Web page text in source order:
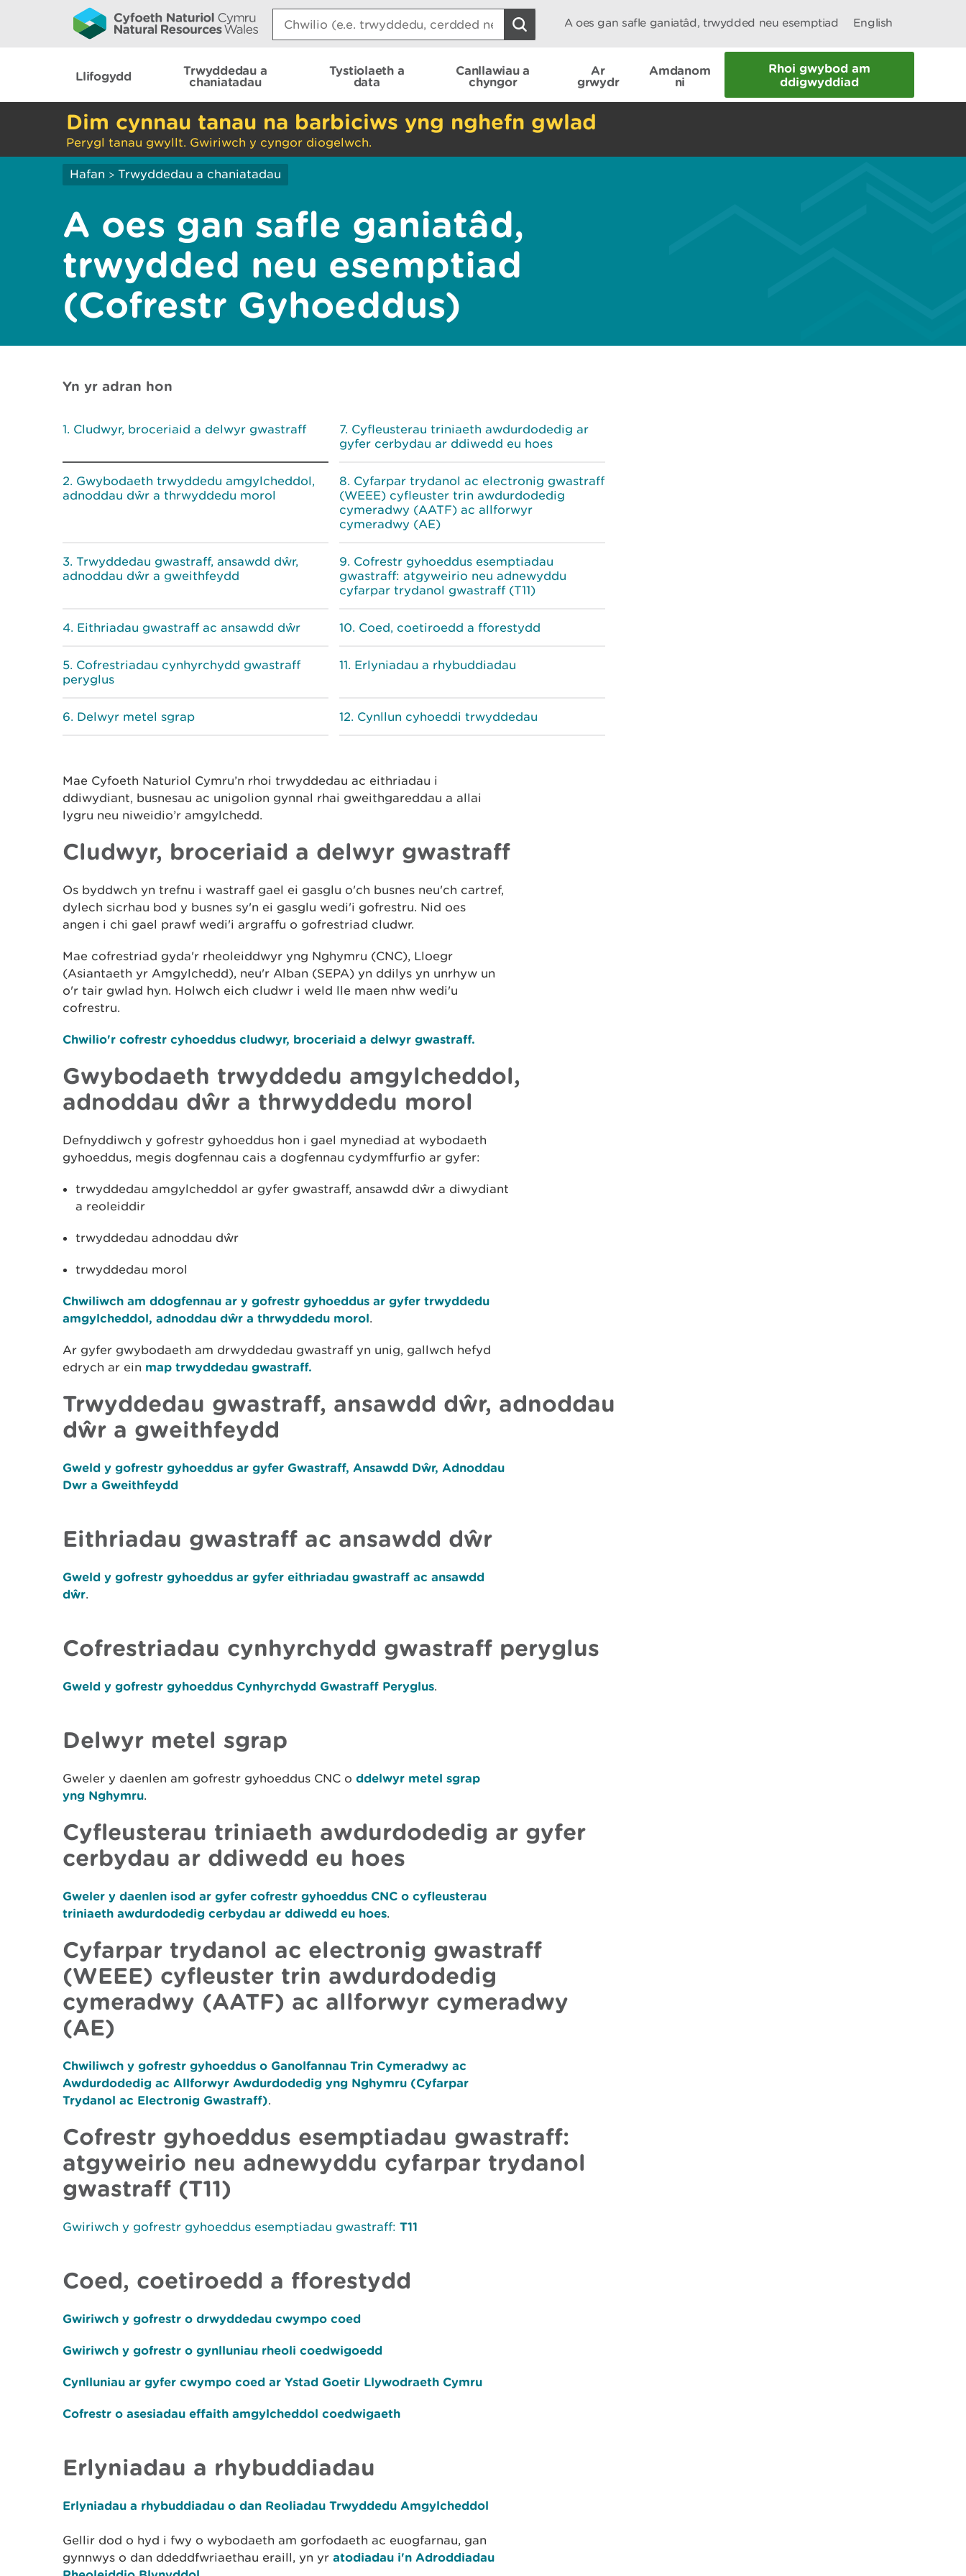
Search:
A oes gan safle ganiatâd, trwydded neu esemptiad English
Llifogydd
Trwyddedau a
chaniatadau
Tystiolaeth a
data
Canllawiau a
chyngor
Ar
grwydr
Amdanom
ni
Rhoi gwybod am
ddigwyddiad
Dim cynnau tanau na barbiciws yng nghefn gwlad
Perygl tanau gwyllt. Gwiriwch y cyngor diogelwch.
Hafan > Trwyddedau a chaniatadau
A oes gan safle ganiatâd,
trwydded neu esemptiad
(Cofrestr Gyhoeddus)
Yn yr adran hon
Cludwyr, broceriaid a delwyr gwastraff
Gwybodaeth trwyddedu amgylcheddol,
adnoddau dŵr a thrwyddedu morol
Trwyddedau gwastraff, ansawdd dŵr,
adnoddau dŵr a gweithfeydd
Eithriadau gwastraff ac ansawdd dŵr
Cofrestriadau cynhyrchydd gwastraff
peryglus
Delwyr metel sgrap
Cyfleusterau triniaeth awdurdodedig ar
gyfer cerbydau ar ddiwedd eu hoes
Cyfarpar trydanol ac electronig gwastraff
(WEEE) cyfleuster trin awdurdodedig
cymeradwy (AATF) ac allforwyr
cymeradwy (AE)
Cofrestr gyhoeddus esemptiadau
gwastraff: atgyweirio neu adnewyddu
cyfarpar trydanol gwastraff (T11)
Coed, coetiroedd a fforestydd
Erlyniadau a rhybuddiadau
Cynllun cyhoeddi trwyddedau
Mae Cyfoeth Naturiol Cymru’n rhoi trwyddedau ac eithriadau i
ddiwydiant, busnesau ac unigolion gynnal rhai gweithgareddau a allai
lygru neu niweidio’r amgylchedd.
Cludwyr, broceriaid a delwyr gwastraff
Os byddwch yn trefnu i wastraff gael ei gasglu o'ch busnes neu'ch cartref,
dylech sicrhau bod y busnes sy'n ei gasglu wedi'i gofrestru. Nid oes
angen i chi gael prawf wedi'i argraffu o gofrestriad cludwr.
Mae cofrestriad gyda'r rheoleiddwyr yng Nghymru (CNC), Lloegr
(Asiantaeth yr Amgylchedd), neu'r Alban (SEPA) yn ddilys yn unrhyw un
o'r tair gwlad hyn. Holwch eich cludwr i weld lle maen nhw wedi'u
cofrestru.
Chwilio'r cofrestr cyhoeddus cludwyr, broceriaid a delwyr gwastraff.
Gwybodaeth trwyddedu amgylcheddol,
adnoddau dŵr a thrwyddedu morol
Defnyddiwch y gofrestr gyhoeddus hon i gael mynediad at wybodaeth
gyhoeddus, megis dogfennau cais a dogfennau cydymffurfio ar gyfer:
trwyddedau amgylcheddol ar gyfer gwastraff, ansawdd dŵr a diwydiant
a reoleiddir
trwyddedau adnoddau dŵr
trwyddedau morol
​Chwiliwch am ddogfennau ar y gofrestr gyhoeddus ar gyfer trwyddedu
amgylcheddol, adnoddau dŵr a thrwyddedu morol.
Ar gyfer gwybodaeth am drwyddedau gwastraff yn unig, gallwch hefyd
edrych ar ein map trwyddedau gwastraff.
Trwyddedau gwastraff, ansawdd dŵr, adnoddau
dŵr a gweithfeydd
Gweld y gofrestr gyhoeddus ar gyfer Gwastraff, Ansawdd Dŵr, Adnoddau
Dwr a Gweithfeydd
Eithriadau gwastraff ac ansawdd dŵr
Gweld y gofrestr gyhoeddus ar gyfer eithriadau gwastraff ac ansawdd
dŵr.
Cofrestriadau cynhyrchydd gwastraff peryglus
Gweld y gofrestr gyhoeddus Cynhyrchydd Gwastraff Peryglus.
Delwyr metel sgrap
Gweler y daenlen am gofrestr gyhoeddus CNC o ddelwyr metel sgrap
yng Nghymru.
Cyfleusterau triniaeth awdurdodedig ar gyfer
cerbydau ar ddiwedd eu hoes
Gweler y daenlen isod ar gyfer cofrestr gyhoeddus CNC o cyfleusterau
triniaeth awdurdodedig cerbydau ar ddiwedd eu hoes.
Cyfarpar trydanol ac electronig gwastraff
(WEEE) cyfleuster trin awdurdodedig
cymeradwy (AATF) ac allforwyr cymeradwy
(AE)
Chwiliwch y gofrestr gyhoeddus o Ganolfannau Trin Cymeradwy ac
Awdurdodedig ac Allforwyr Awdurdodedig yng Nghymru (Cyfarpar
Trydanol ac Electronig Gwastraff).
Cofrestr gyhoeddus esemptiadau gwastraff:
atgyweirio neu adnewyddu cyfarpar trydanol
gwastraff (T11)
Gwiriwch y gofrestr gyhoeddus esemptiadau gwastraff: T11
Coed, coetiroedd a fforestydd
Gwiriwch y gofrestr o drwyddedau cwympo coed
Gwiriwch y gofrestr o gynlluniau rheoli coedwigoedd
Cynlluniau ar gyfer cwympo coed ar Ystad Goetir Llywodraeth Cymru
Cofrestr o asesiadau effaith amgylcheddol coedwigaeth
Erlyniadau a rhybuddiadau
Erlyniadau a rhybuddiadau o dan Reoliadau Trwyddedu Amgylcheddol
Gellir dod o hyd i fwy o wybodaeth am gorfodaeth ac euogfarnau, gan
gynnwys o dan ddeddfwriaethau eraill, yn yr atodiadau i'n Adroddiadau